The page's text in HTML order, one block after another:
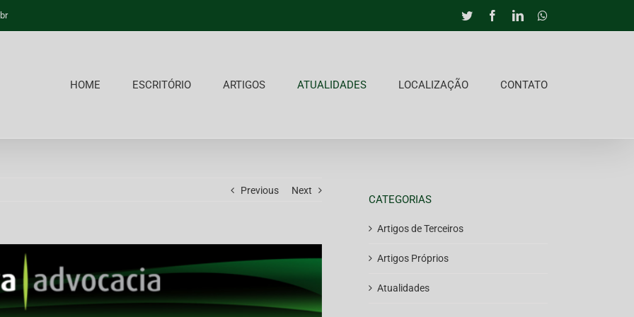
Twitter FacebookLinkedIn
HOME ESCRITÓRIO ARTIGOS ATUALIDADES LOCALIZAÇÃO CONTATO
Previous Next
CATEGORIAS
Artigos de Terceiros
Artigos Próprios
Atualidades